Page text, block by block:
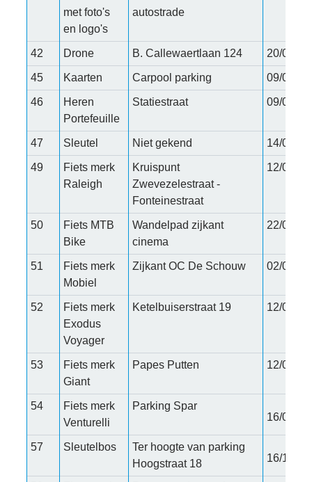
met foto's
en logo's
autostrade
42 Drone B. Callewaertlaan 124 20/05/
45 Kaarten Carpool parking 09/07/
46
Heren
Portefeuille
Statiestraat 09/07/
47 Sleutel Niet gekend 14/07/
49
Fiets merk
Raleigh
Kruispunt
Zwevezelestraat -
Fonteinestraat
12/08/
50
Fiets MTB
Bike
Wandelpad zijkant
cinema
22/08/
51
Fiets merk
Mobiel
Zijkant OC De Schouw 02/09/
52
Fiets merk
Exodus
Voyager
Ketelbuiserstraat 19 12/09/
53
Fiets merk
Giant
Papes Putten 12/09/
54
Fiets merk
Venturelli
Parking Spar
16/09/
57 Sleutelbos
Ter hoogte van parking
Hoogstraat 18
16/11/